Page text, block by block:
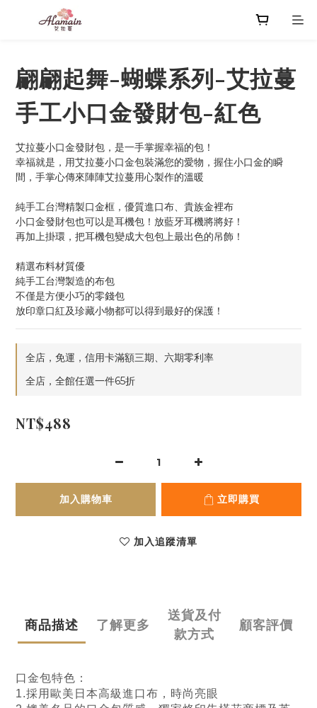
翩翩起舞-蝴蝶系列-艾拉蔓
手工小口金發財包-紅色
艾拉蔓小口金發財包，是一手掌握幸福的包！
幸福就是，用艾拉蔓小口金包裝滿您的愛物，握住小口金的瞬
間，手掌心傳來陣陣艾拉蔓用心製作的溫暖
純手工台灣精製口金框，優質進口布、貴族金裡布
小口金發財包也可以是耳機包！放藍牙耳機將將好！
再加上掛環，把耳機包變成大包包上最出色的吊飾！
精選布料材質優
純手工台灣製造的布包
不僅是方便小巧的零錢包
放印章口紅及珍藏小物都可以得到最好的保護！
全店，免運，信用卡滿額三期、六期零利率
全店，全館任選一件65折
NT$488
加入購物車 立即購買
加入追蹤清單
商品描述 了解更多
送貨及付
款方式
顧客評價
口金包特色：
1.採用歐美日本高級進口布，時尚亮眼